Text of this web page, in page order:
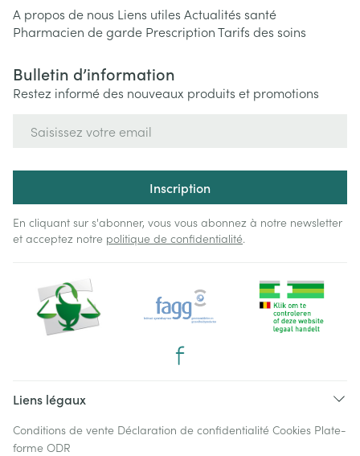
A propos de nous Liens utiles Actualités santé
Pharmacien de garde PrescriptionTarifs des soins
Bulletin d’information
Restez informé des nouveaux produits et promotions
Inscription
En cliquant sur s'abonner, vous vous abonnez à notre newsletter
et acceptez notre politique de confidentialité.
Liens légaux
Conditions de vente Déclaration de confidentialité Cookies Plate-
forme ODR